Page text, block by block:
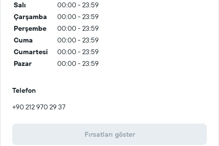
Salı
00:00 - 23:59
Çarşamba
00:00 - 23:59
Perşembe
00:00 - 23:59
Cuma
00:00 - 23:59
Cumartesi
00:00 - 23:59
Pazar
00:00 - 23:59
Telefon
+90 212 970 29 37
Fırsatları göster